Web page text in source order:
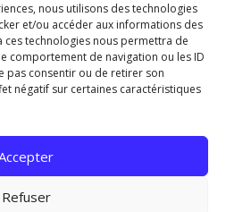
nous utilisons des technologies
et/ou accéder aux informations des
ces technologies nous permettra de
comportement de navigation ou les ID
pas consentir ou de retirer son
négatif sur certaines caractéristiques
Refuser
du Valais,
en boucle 2026